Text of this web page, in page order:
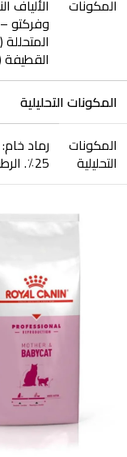
المكونات الألياف
المكونات التحليلية
المكونات
التحليلية 25٪. الرطوبة: 0٪. البروتين: 34٪.